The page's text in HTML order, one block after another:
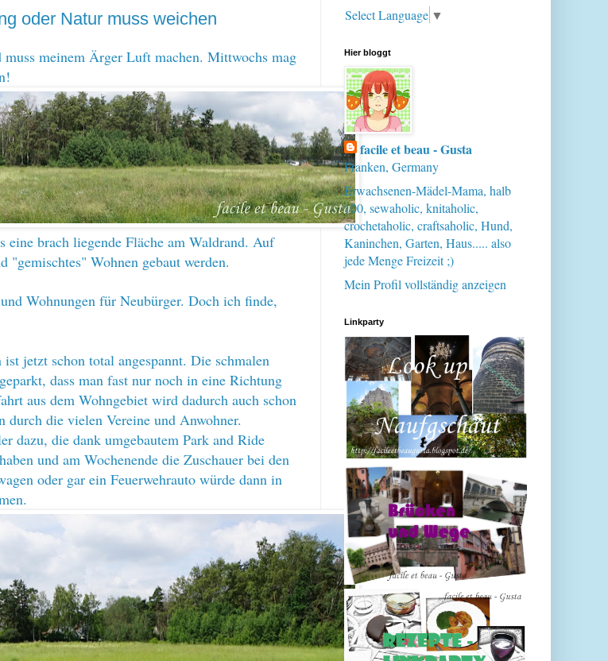
oder Natur muss weichen
meinem Ärger Luft machen. Mittwochs mag
eine brach liegende Fläche am Waldrand. Auf
"gemischtes" Wohnen gebaut werden.
Wohnungen für Neubürger. Doch ich finde,
jetzt schon total angespannt. Die schmalen
dass man fast nur noch in eine Richtung
aus dem Wohngebiet wird dadurch auch schon
die vielen Vereine und Anwohner.
dazu, die dank umgebautem Park and Ride
und am Wochenende die Zuschauer bei den
oder gar ein Feuerwehrauto würde dann in
Select Language ▼
Hier bloggt
facile et beau - Gusta
Franken, Germany
Erwachsenen-Mädel-Mama, halb
100, sewaholic, knitaholic,
crochetaholic, craftsaholic, Hund,
Kaninchen, Garten, Haus..... also
jede Menge Freizeit ;)
Mein Profil vollständig anzeigen
Linkparty